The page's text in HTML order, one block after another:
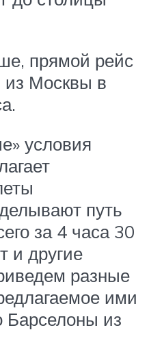
прямой рейс
из Москвы в
условия
путь
за 4 часа 30
и другие
разные
ими
Барселоны из